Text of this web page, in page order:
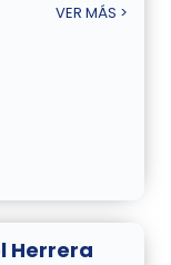
VER MÁS >
Herrera